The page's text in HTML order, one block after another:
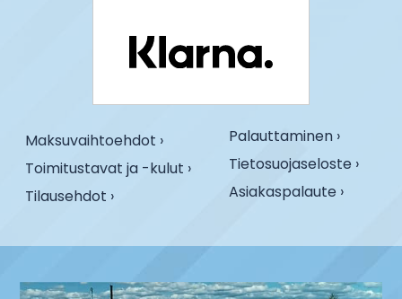
Maksuvaihtoehdot ›
Toimitustavat ja -kulut ›
Tilausehdot ›
Palauttaminen ›
Tietosuojaseloste ›
Asiakaspalaute ›